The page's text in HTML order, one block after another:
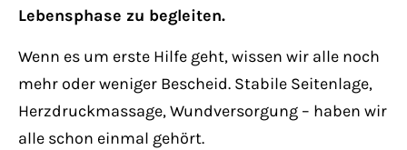
Mon - Fri 8:00am - 5:00pm(GMT +1)
Get in touch
Lebensphase zu begleiten.
Wenn es um erste Hilfe geht, wissen wir alle noch
mehr oder weniger Bescheid. Stabile Seitenlage,
Herzdruckmassage, Wundversorgung – haben wir
alle schon einmal gehört.